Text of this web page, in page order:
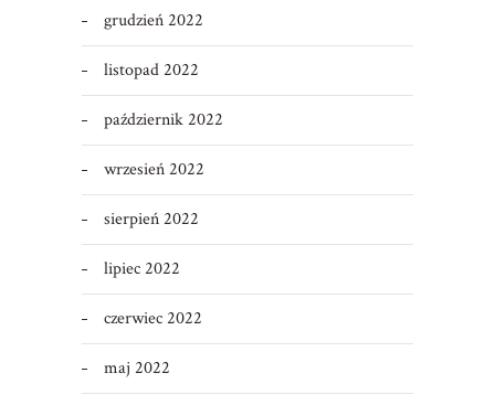
grudzień 2022
listopad 2022
październik 2022
wrzesień 2022
sierpień 2022
lipiec 2022
czerwiec 2022
maj 2022